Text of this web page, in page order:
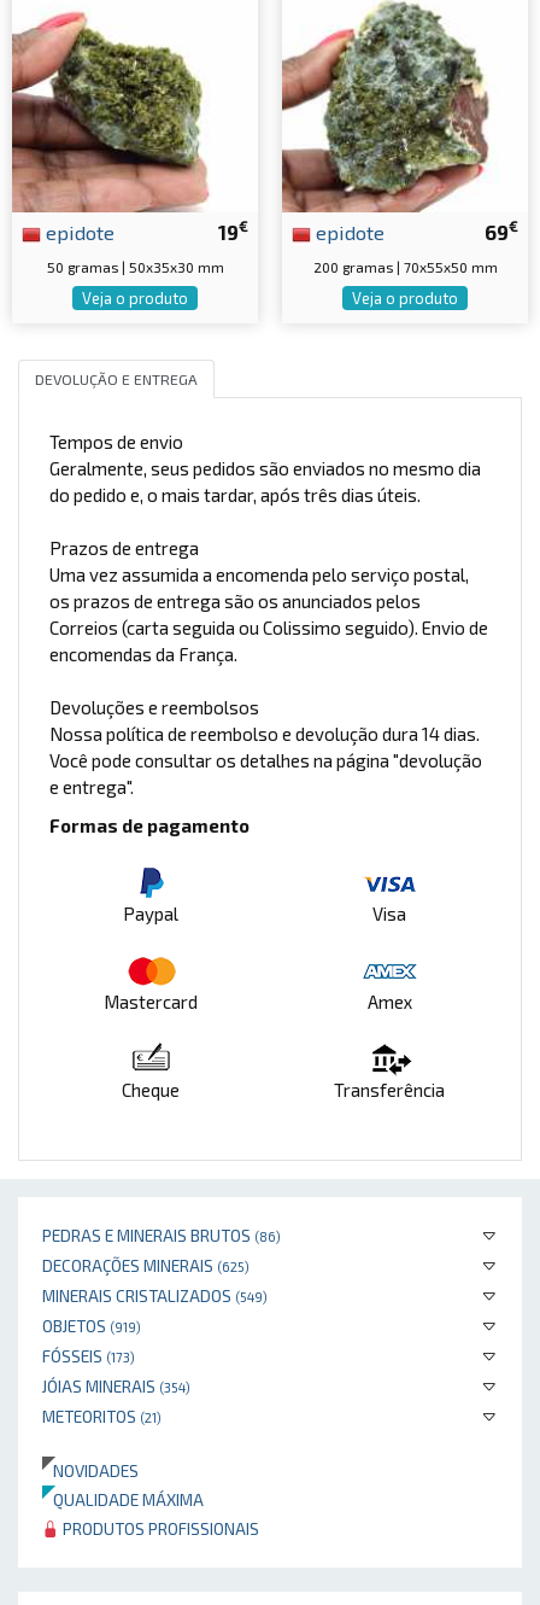
PEDRAS E MINERAIS BRUTOS (86)
DECORAÇÕES MINERAIS (625)
MINERAIS CRISTALIZADOS (549)
OBJETOS (919)
FÓSSEIS (173)
JÓIAS MINERAIS (354)
METEORITOS (21)
NOVIDADES
QUALIDADE MÁXIMA
PRODUTOS PROFISSIONAIS
19€
epidote
50 gramas | 50x35x30 mm
Veja o produto
69€
epidote
200 gramas | 70x55x50 mm
Veja o produto
DEVOLUÇÃO E ENTREGA
Tempos de envio
Geralmente, seus pedidos são enviados no mesmo dia
do pedido e, o mais tardar, após três dias úteis.
Prazos de entrega
Uma vez assumida a encomenda pelo serviço postal,
os prazos de entrega são os anunciados pelos
Correios (carta seguida ou Colissimo seguido). Envio de
encomendas da França.
Devoluções e reembolsos
Nossa política de reembolso e devolução dura 14 dias.
Você pode consultar os detalhes na página "devolução
e entrega".
Formas de pagamento
Paypal Visa
Mastercard Amex
Cheque Transferência